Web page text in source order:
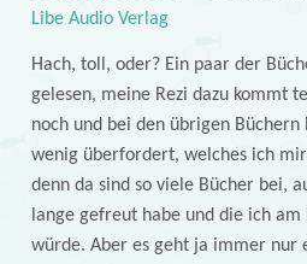
Libe Audio Verlag
Hach, toll, oder? Ein paar der
gelesen, meine Rezi dazu kommt
noch und bei den übrigen
wenig überfordert, welches ich
denn da sind so viele Bücher bei,
lange gefreut habe und die ich
würde. Aber es geht ja immer nur